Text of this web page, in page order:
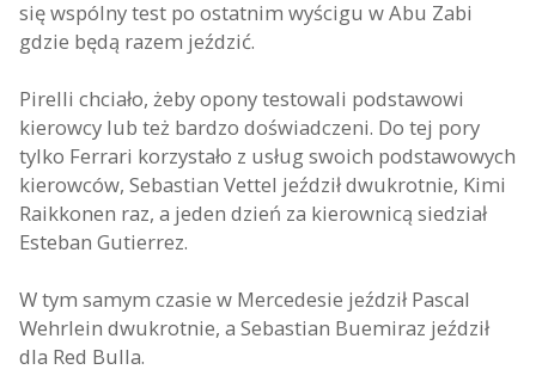
się wspólny test po ostatnim wyścigu w Abu Zabi
gdzie będą razem jeździć.
Pirelli chciało, żeby opony testowali podstawowi
kierowcy lub też bardzo doświadczeni. Do tej pory
tylko Ferrari korzystało z usług swoich podstawowych
kierowców, Sebastian Vettel jeździł dwukrotnie, Kimi
Raikkonen raz, a jeden dzień za kierownicą siedział
Esteban Gutierrez.
W tym samym czasie w Mercedesie jeździł Pascal
Wehrlein dwukrotnie, a Sebastian Buemiraz jeździł
dla Red Bulla.